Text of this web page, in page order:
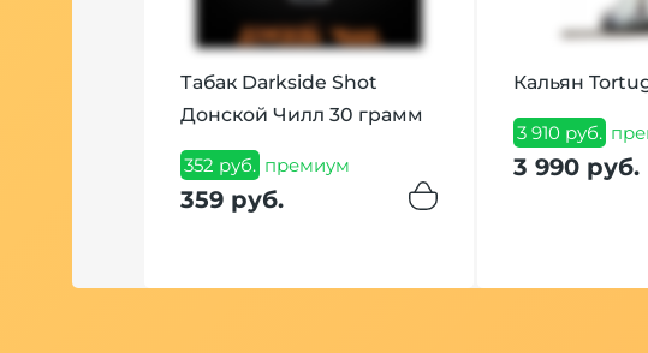
Табак Darkside Shot
Донской Чилл 30 грамм
352 руб. премиум
359 руб.
Кальян
3 910 руб.
3 990 руб.